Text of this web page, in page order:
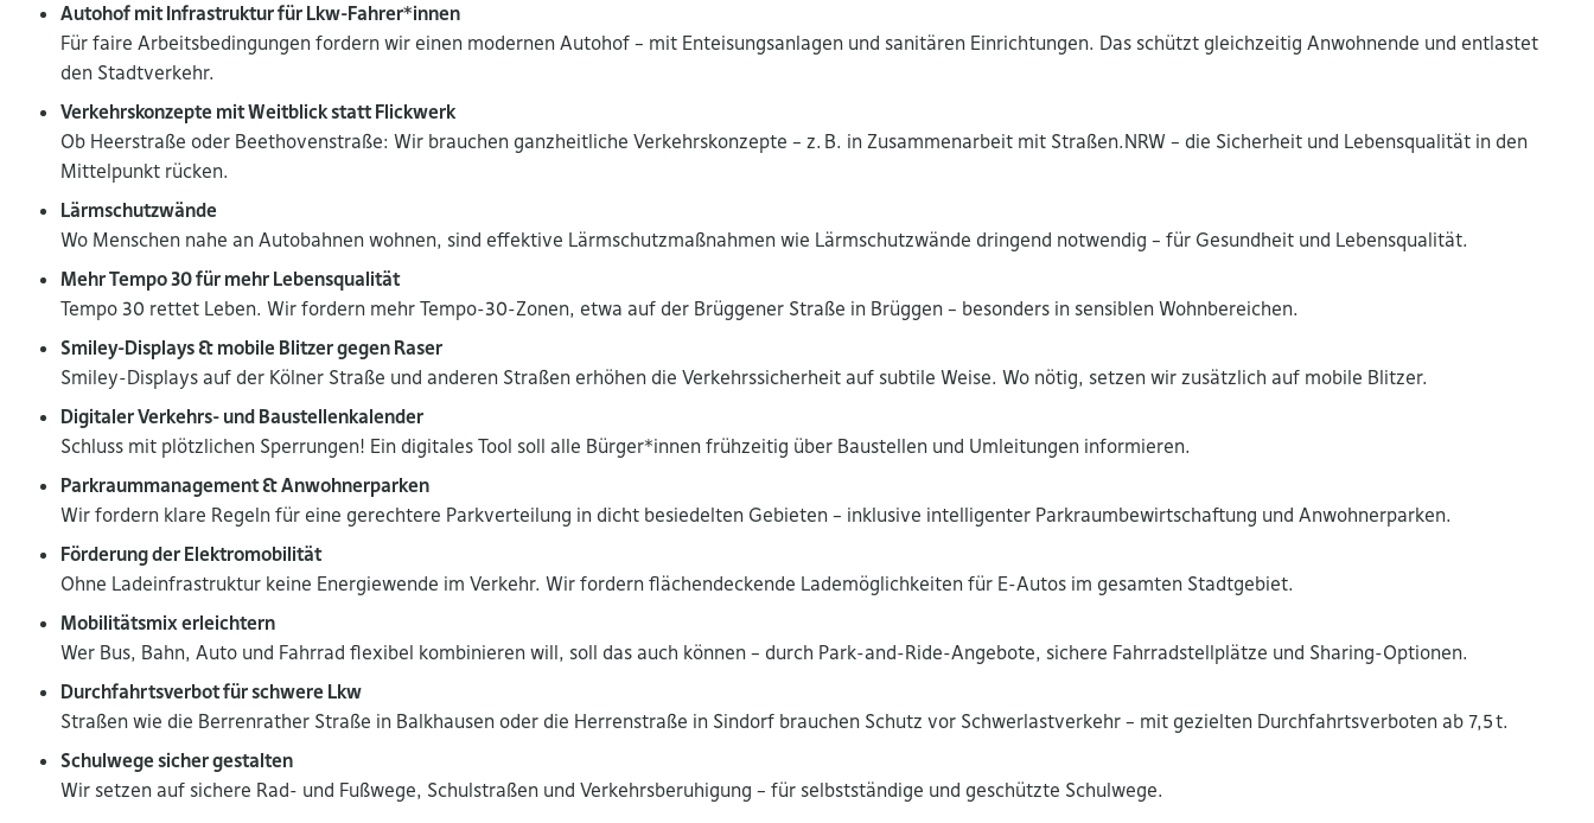
Autohof mit Infrastruktur für Lkw-Fahrer*innen
Für faire Arbeitsbedingungen fordern wir einen modernen Autohof – mit Enteisungsanlagen und sanitären Einrichtungen. Das schützt gleichzeitig Anwohnende und entlastet
den Stadtverkehr.
Verkehrskonzepte mit Weitblick statt Flickwerk
Ob Heerstraße oder Beethovenstraße: Wir brauchen ganzheitliche Verkehrskonzepte – z. B. in Zusammenarbeit mit Straßen.NRW – die Sicherheit und Lebensqualität in den
Mittelpunkt rücken.
Lärmschutzwände
Wo Menschen nahe an Autobahnen wohnen, sind effektive Lärmschutzmaßnahmen wie Lärmschutzwände dringend notwendig – für Gesundheit und Lebensqualität.
Mehr Tempo 30 für mehr Lebensqualität
Tempo 30 rettet Leben. Wir fordern mehr Tempo-30-Zonen, etwa auf der Brüggener Straße in Brüggen – besonders in sensiblen Wohnbereichen.
Smiley-Displays & mobile Blitzer gegen Raser
Smiley-Displays auf der Kölner Straße und anderen Straßen erhöhen die Verkehrssicherheit auf subtile Weise. Wo nötig, setzen wir zusätzlich auf mobile Blitzer.
Digitaler Verkehrs- und Baustellenkalender
Schluss mit plötzlichen Sperrungen! Ein digitales Tool soll alle Bürger*innen frühzeitig über Baustellen und Umleitungen informieren.
Parkraummanagement & Anwohnerparken
Wir fordern klare Regeln für eine gerechtere Parkverteilung in dicht besiedelten Gebieten – inklusive intelligenter Parkraumbewirtschaftung und Anwohnerparken.
Förderung der Elektromobilität
Ohne Ladeinfrastruktur keine Energiewende im Verkehr. Wir fordern flächendeckende Lademöglichkeiten für E-Autos im gesamten Stadtgebiet.
Mobilitätsmix erleichtern
Wer Bus, Bahn, Auto und Fahrrad flexibel kombinieren will, soll das auch können – durch Park-and-Ride-Angebote, sichere Fahrradstellplätze und Sharing-Optionen.
Durchfahrtsverbot für schwere Lkw
Straßen wie die Berrenrather Straße in Balkhausen oder die Herrenstraße in Sindorf brauchen Schutz vor Schwerlastverkehr – mit gezielten Durchfahrtsverboten ab 7,5 t.
Schulwege sicher gestalten
Wir setzen auf sichere Rad- und Fußwege, Schulstraßen und Verkehrsberuhigung – für selbstständige und geschützte Schulwege.